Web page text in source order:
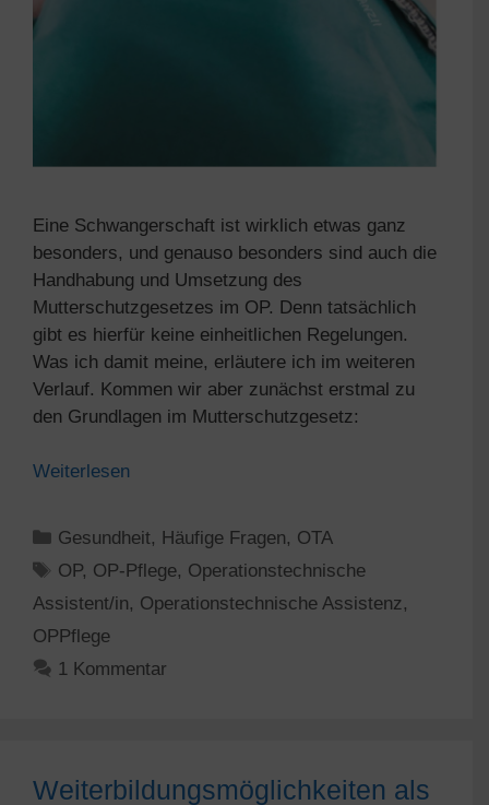
Eine Schwangerschaft ist wirklich etwas ganz
besonders, und genauso besonders sind auch die
Handhabung und Umsetzung des
Mutterschutzgesetzes im OP. Denn tatsächlich
gibt es hierfür keine einheitlichen Regelungen.
Was ich damit meine, erläutere ich im weiteren
Verlauf. Kommen wir aber zunächst erstmal zu
den Grundlagen im Mutterschutzgesetz:
Weiterlesen
Kategorien
Gesundheit, Häufige Fragen, OTA
Schlagwörter
OP, OP-Pflege, Operationstechnische
Assistent/in, Operationstechnische Assistenz,
OPPflege
1 Kommentar
Weiterbildungsmöglichkeiten als